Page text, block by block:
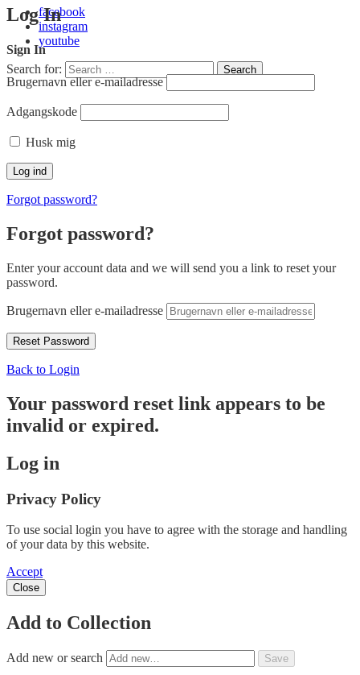
facebook
instagram
youtube
Search for: Search
Log In
Sign In
Brugernavn eller e-mailadresse
Adgangskode
Husk mig
Forgot password?
Forgot password?
Enter your account data and we will send you a link to reset your
password.
Brugernavn eller e-mailadresse
Back to Login
Your password reset link appears to be
invalid or expired.
Log in
Privacy Policy
To use social login you have to agree with the storage and handling
of your data by this website.
Accept
Close
Add to Collection
Add new or search